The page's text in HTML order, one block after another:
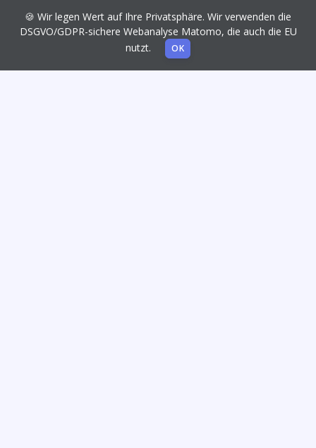
🍪 Wir legen Wert auf Ihre Privatsphäre. Wir verwenden die
DSGVO/GDPR-sichere Webanalyse Matomo, die auch die EU
nutzt.
OK